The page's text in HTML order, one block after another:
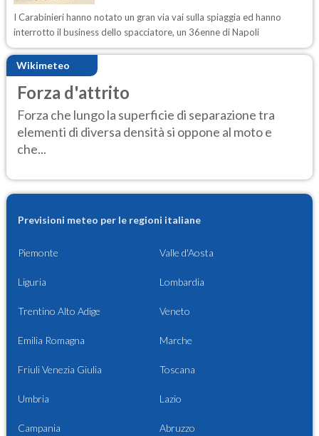
I Carabinieri hanno notato un gran via vai sulla spiaggia ed hanno
interrotto il business dello spacciatore, un 36enne di Napoli
Wikimeteo
Forza d'attrito
Forza che lungo la superficie di separazione tra
elementi di diversa densità si oppone al moto e
che...
Previsioni meteo per le regioni italiane
Piemonte Valle d'Aosta
Liguria Lombardia
Trentino Alto Adige Veneto
Emilia Romagna Marche
Friuli Venezia Giulia Toscana
Umbria Lazio
Campania Abruzzo